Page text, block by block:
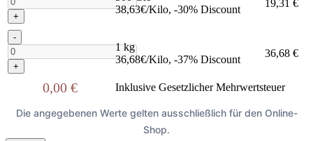
+
38,63€/Kilo, -30% Discount
19,31 €
-
+
1 kg
36,68€/Kilo, -37% Discount
36,68 €
0,00 € Inklusive Gesetzlicher Mehrwertsteuer
Die angegebenen Werte gelten ausschließlich für den Online-
Shop.